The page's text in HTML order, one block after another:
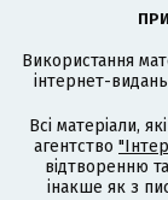
Використання
інтернет-
Всі матеріали,
агентство
відтворенню
інакше як з